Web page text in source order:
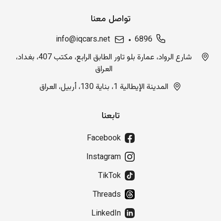
تواصل معنا
6896
info@iqcars.net
شارع الرواد، عمارة بلو تاور الطابق الرابع، مكتب 407، بغداد،
العراق
المدينة الإيطالية 1، بناية 130، أربيل، العراق
تابعنا
Facebook
Instagram
TikTok
Threads
LinkedIn